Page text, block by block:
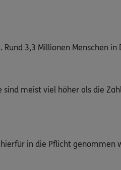
3,3 Millionen Menschen
sind meist viel höher als die
in die Pflicht genommen